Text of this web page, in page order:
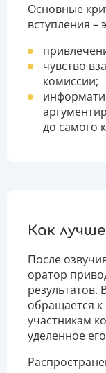
Основные
вступления –
чувство
комиссии;
до самого
Как
После
оратор
результатов.
обращается
участникам
уделенное